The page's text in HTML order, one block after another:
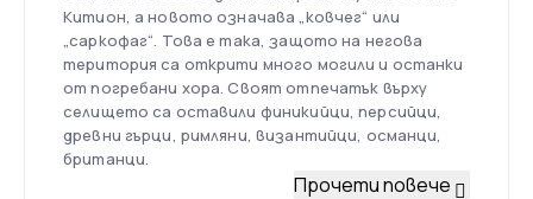
Китион, а новото означава „ковчег“ или
„саркофаг“. Това е така, защото на негова
територия са открити много могили и останки
от погребани хора. Своят отпечатък върху
селището са оставили финикийци, персийци,
древни гърци, римляни, византийци, османци,
британци.
Прочети повече